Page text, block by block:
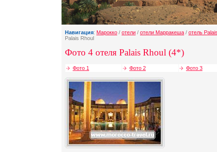
Навигация: Марокко / отели / отели Марракеша / отель
Palais Rhoul
Фото 4 отеля Palais Rhoul (4*)
Фото 1 Фото 2 Фото 3